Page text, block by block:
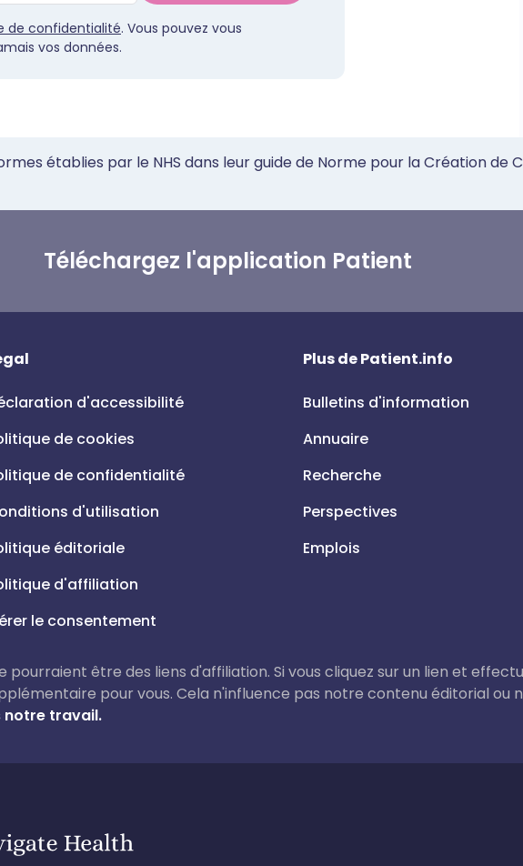
de confidentialité. Vous pouvez vous
vos données.
établies par le NHS dans leur guide de Norme pour la Création de
Téléchargez l'application Patient
d'accessibilité
de cookies
de confidentialité
d'utilisation
éditoriale
d'affiliation
le consentement
Plus de Patient.info
Bulletins d'information
Annuaire
Recherche
Perspectives
Emplois
être des liens d'affiliation. Si vous cliquez sur un lien et
pour vous. Cela n'influence pas notre contenu éditorial ou
notre travail.